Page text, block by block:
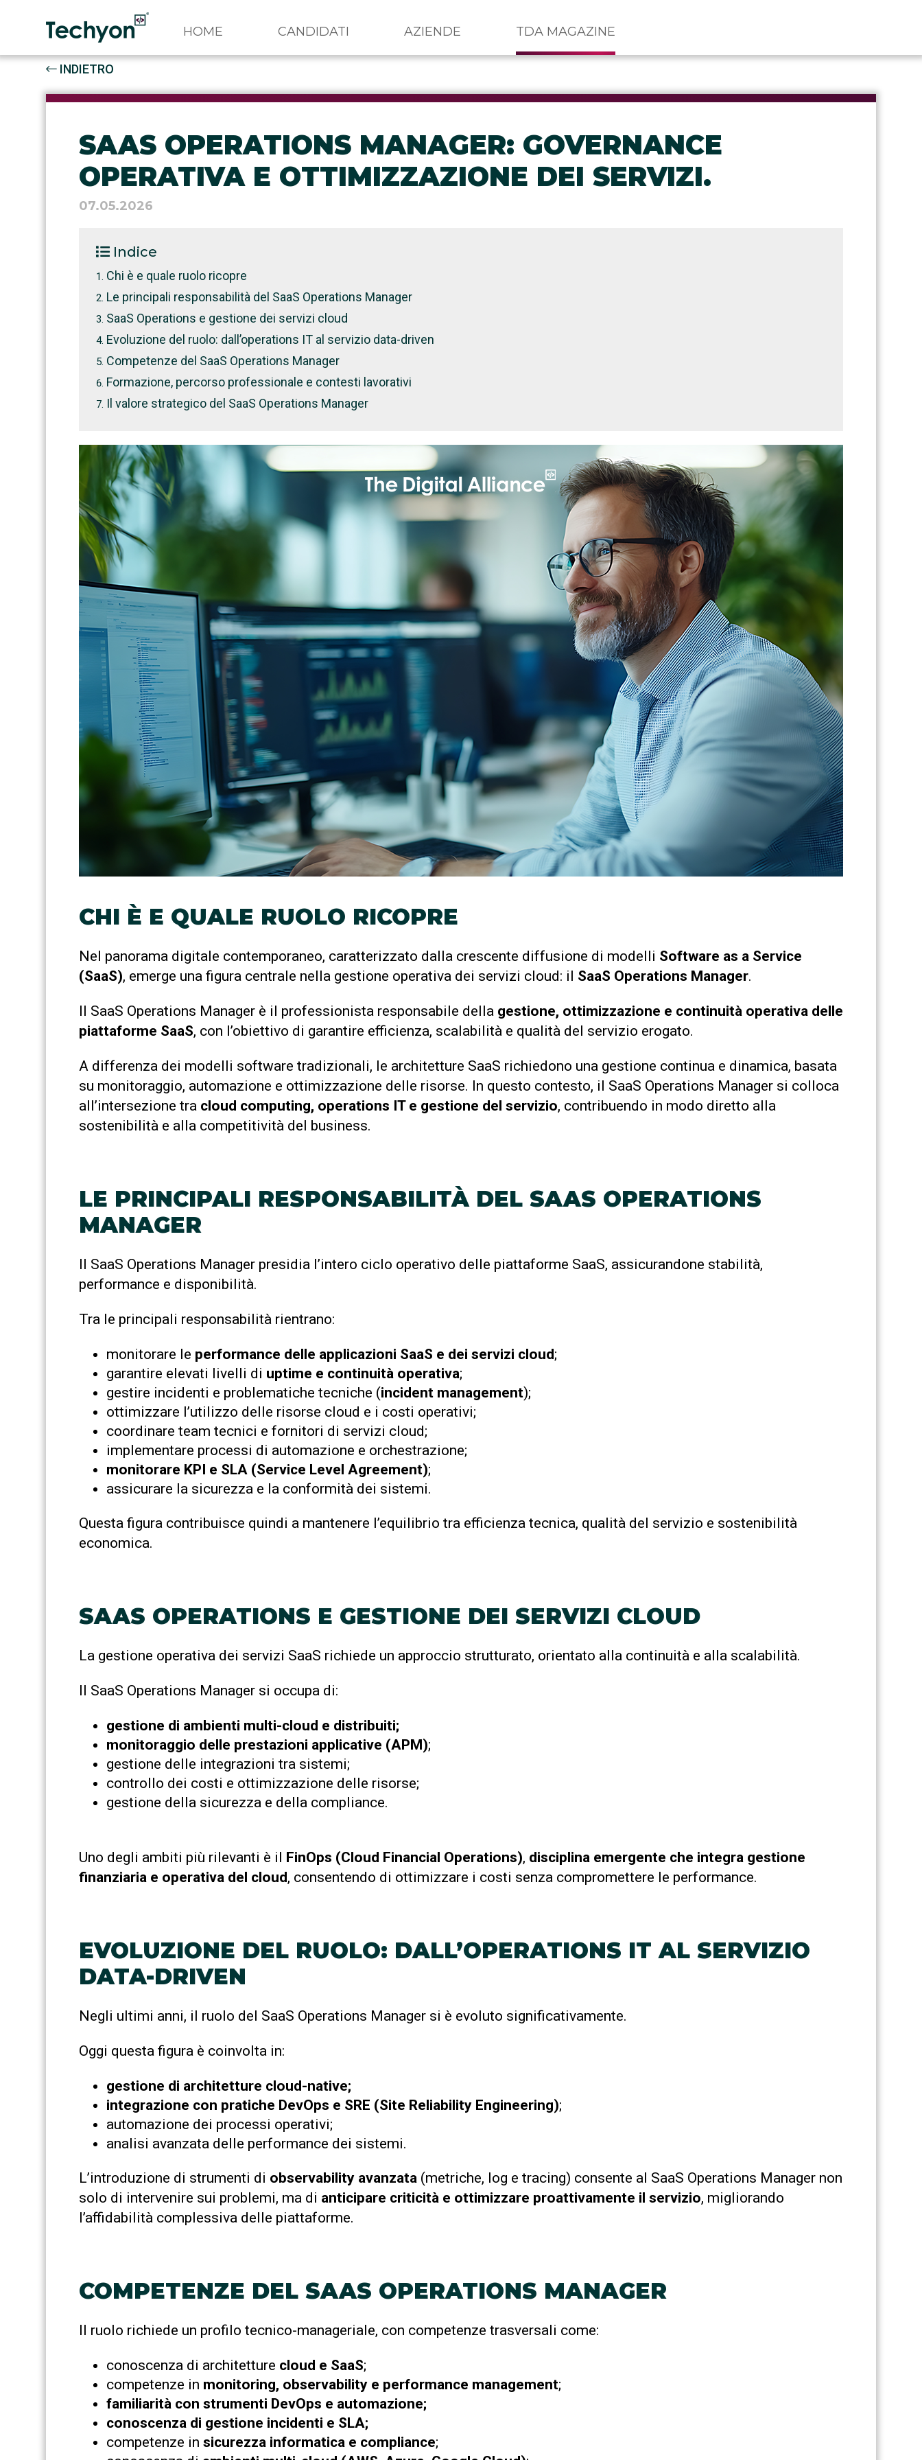
HOME CANDIDATI AZIENDE TDA MAGAZINE
INDIETRO
SAAS OPERATIONS MANAGER: GOVERNANCE
OPERATIVA E OTTIMIZZAZIONE DEI SERVIZI.
07.05.2026
Indice
Chi è e quale ruolo ricopre
Le principali responsabilità del SaaS Operations Manager
SaaS Operations e gestione dei servizi cloud
Evoluzione del ruolo: dall’operations IT al servizio data-driven
Competenze del SaaS Operations Manager
Formazione, percorso professionale e contesti lavorativi
Il valore strategico del SaaS Operations Manager
CHI È E QUALE RUOLO RICOPRE
Nel panorama digitale contemporaneo, caratterizzato dalla crescente diffusione di modelli Software as a Service
(SaaS), emerge una figura centrale nella gestione operativa dei servizi cloud: il SaaS Operations Manager.
Il SaaS Operations Manager è il professionista responsabile della gestione, ottimizzazione e continuità operativa delle
piattaforme SaaS, con l’obiettivo di garantire efficienza, scalabilità e qualità del servizio erogato.
A differenza dei modelli software tradizionali, le architetture SaaS richiedono una gestione continua e dinamica, basata
su monitoraggio, automazione e ottimizzazione delle risorse. In questo contesto, il SaaS Operations Manager si colloca
all’intersezione tra cloud computing, operations IT e gestione del servizio, contribuendo in modo diretto alla
sostenibilità e alla competitività del business.
LE PRINCIPALI RESPONSABILITÀ DEL SAAS OPERATIONS
MANAGER
Il SaaS Operations Manager presidia l’intero ciclo operativo delle piattaforme SaaS, assicurandone stabilità,
performance e disponibilità.
Tra le principali responsabilità rientrano:
monitorare le performance delle applicazioni SaaS e dei servizi cloud;
garantire elevati livelli di uptime e continuità operativa;
gestire incidenti e problematiche tecniche (incident management);
ottimizzare l’utilizzo delle risorse cloud e i costi operativi;
coordinare team tecnici e fornitori di servizi cloud;
implementare processi di automazione e orchestrazione;
monitorare KPI e SLA (Service Level Agreement);
assicurare la sicurezza e la conformità dei sistemi.
Questa figura contribuisce quindi a mantenere l’equilibrio tra efficienza tecnica, qualità del servizio e sostenibilità
economica.
SAAS OPERATIONS E GESTIONE DEI SERVIZI CLOUD
La gestione operativa dei servizi SaaS richiede un approccio strutturato, orientato alla continuità e alla scalabilità.
Il SaaS Operations Manager si occupa di:
gestione di ambienti multi-cloud e distribuiti;
monitoraggio delle prestazioni applicative (APM);
gestione delle integrazioni tra sistemi;
controllo dei costi e ottimizzazione delle risorse;
gestione della sicurezza e della compliance.
Uno degli ambiti più rilevanti è il FinOps (Cloud Financial Operations), disciplina emergente che integra gestione
finanziaria e operativa del cloud, consentendo di ottimizzare i costi senza compromettere le performance.
EVOLUZIONE DEL RUOLO: DALL’OPERATIONS IT AL SERVIZIO
DATA-DRIVEN
Negli ultimi anni, il ruolo del SaaS Operations Manager si è evoluto significativamente.
Oggi questa figura è coinvolta in:
gestione di architetture cloud-native;
integrazione con pratiche DevOps e SRE (Site Reliability Engineering);
automazione dei processi operativi;
analisi avanzata delle performance dei sistemi.
L’introduzione di strumenti di observability avanzata (metriche, log e tracing) consente al SaaS Operations Manager non
solo di intervenire sui problemi, ma di anticipare criticità e ottimizzare proattivamente il servizio, migliorando
l’affidabilità complessiva delle piattaforme.
COMPETENZE DEL SAAS OPERATIONS MANAGER
Il ruolo richiede un profilo tecnico-manageriale, con competenze trasversali come:
conoscenza di architetture cloud e SaaS;
competenze in monitoring, observability e performance management;
familiarità con strumenti DevOps e automazione;
conoscenza di gestione incidenti e SLA;
competenze in sicurezza informatica e compliance;